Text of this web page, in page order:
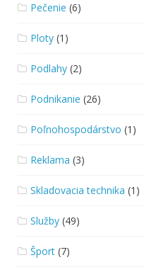
Pečenie (6)
Ploty (1)
Podlahy (2)
Podnikanie (26)
Poľnohospodárstvo (1)
Reklama (3)
Skladovacia technika (1)
Služby (49)
Šport (7)